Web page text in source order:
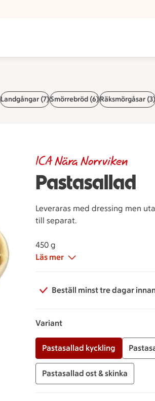
Landgångar (7)Smörrebröd (6)Räksmörgåsar (3)
Pastasallad
ICA Nära Norrviken
Leveraras med dressing men
till separat.
450 g
Läs mer
Beställ minst tre dagar
Variant
Pastasallad kyckling
Pastasallad ost & skinka